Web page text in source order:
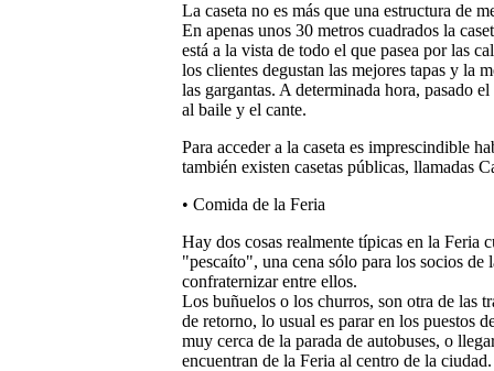
La caseta no es más que una estructura de
En apenas unos 30 metros cuadrados la
está a la vista de todo el que pasea por las
los clientes degustan las mejores tapas y la
las gargantas. A determinada hora, pasado
al baile y el cante.
Para acceder a la caseta es imprescindible
también existen casetas públicas, llamadas
• Comida de la Feria
Hay dos cosas realmente típicas en la Feria
"pescaíto", una cena sólo para los socios de
confraternizar entre ellos.
Los buñuelos o los churros, son otra de las
de retorno, lo usual es parar en los puestos
muy cerca de la parada de autobuses, o
encuentran de la Feria al centro de la ciudad.